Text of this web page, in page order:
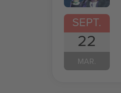
SEPT.
22
MAR.